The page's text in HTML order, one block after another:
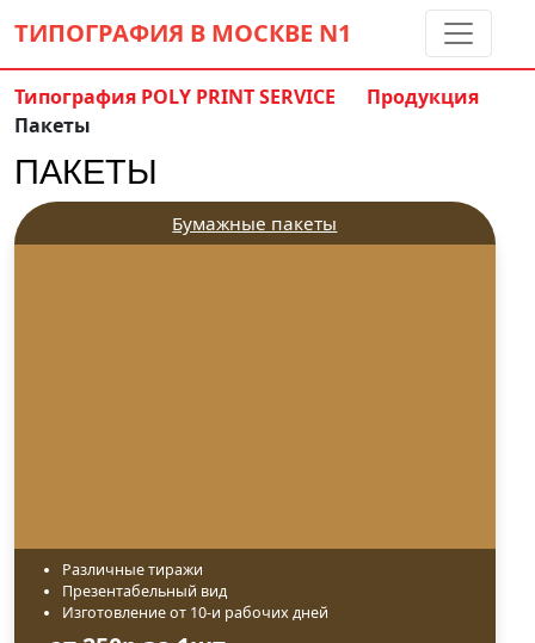
ТИПОГРАФИЯ В МОСКВЕ N1
Контакты:
info@ppsprint.ru 8 495 797-35-59
звоните с 10 до 19 пн-сб
Типография POLY PRINT SERVICE
Продукция
Пакеты
ПАКЕТЫ
Бумажные пакеты